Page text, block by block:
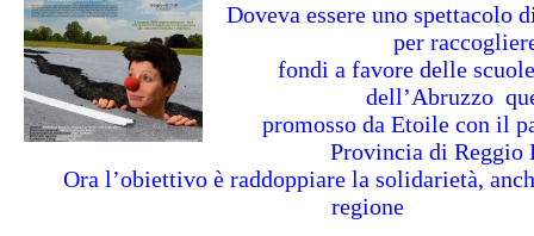
Doveva essere uno spettacolo
per
fondi a favore delle
dell’Abruzzo
promosso da Etoile con il
Provincia di Reggio
Ora l’obiettivo è raddoppiare la solidarietà,
regione